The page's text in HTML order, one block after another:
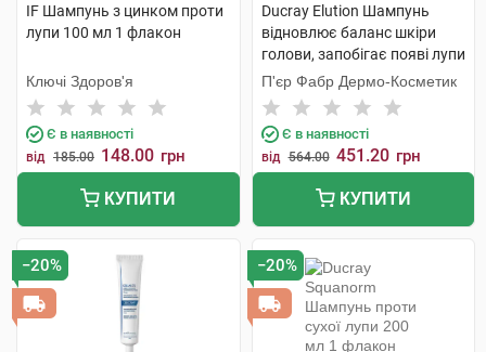
IF Шампунь з цинком проти
лупи 100 мл 1 флакон
Ключі Здоров'я
Є в наявності
від 185.00 148.00 грн
КУПИТИ
Ducray Elution Шампунь
відновлює баланс шкіри
голови, запобігає появі лупи
200 мл 1 флакон
П'єр Фабр Дермо-Косметик
Є в наявності
від 564.00 451.20 грн
КУПИТИ
−20% −20%